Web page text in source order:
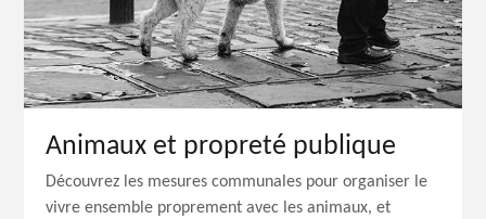
Animaux et propreté publique
Découvrez les mesures communales pour organiser le
vivre ensemble proprement avec les animaux, et